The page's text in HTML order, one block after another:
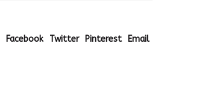
Facebook Twitter Pinterest Email